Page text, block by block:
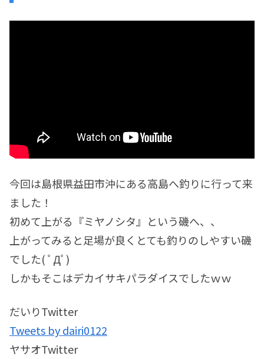
今回は島根県益田市沖にある高島へ釣りに行って来
ました！
初めて上がる『ミヤノシタ』という磯へ、、
上がってみると足場が良くとても釣りのしやすい磯
でした( ﾟДﾟ)
しかもそこはデカイサキパラダイスでしたｗｗ
だいりTwitter
Tweets by dairi0122
ヤサオTwitter